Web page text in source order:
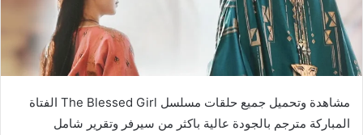
مشاهدة وتحميل جميع حلقات مسلسل The Blessed Girl الفتاة
المباركة مترجم بالجودة عالية باكثر من سيرفر وتقرير شامل